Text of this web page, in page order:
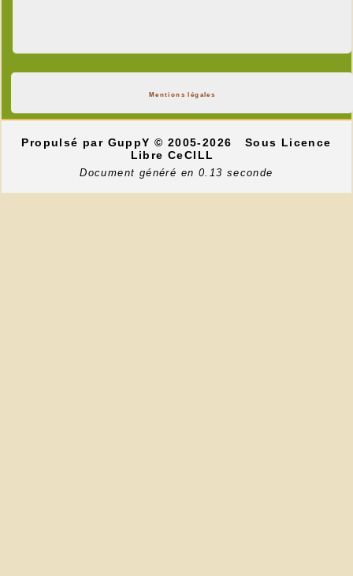
Mentions légales
Propulsé par GuppY© 2005-2026
Sous Licence
Libre CeCILL
Document généré en 0.13 seconde